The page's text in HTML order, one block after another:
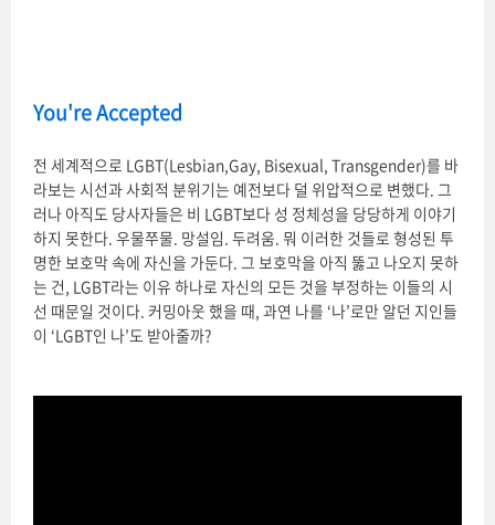
You're Accepted
전 세계적으로 LGBT(Lesbian,Gay, Bisexual, Transgender)를 바
라보는 시선과 사회적 분위기는 예전보다 덜 위압적으로 변했다. 그
러나 아직도 당사자들은 비 LGBT보다 성 정체성을 당당하게 이야기
하지 못한다. 우물쭈물. 망설임. 두려움. 뭐 이러한 것들로 형성된 투
명한 보호막 속에 자신을 가둔다. 그 보호막을 아직 뚫고 나오지 못하
는 건, LGBT라는 이유 하나로 자신의 모든 것을 부정하는 이들의 시
선 때문일 것이다. 커밍아웃 했을 때, 과연 나를 ‘나’로만 알던 지인들
이 ‘LGBT인 나’도 받아줄까?